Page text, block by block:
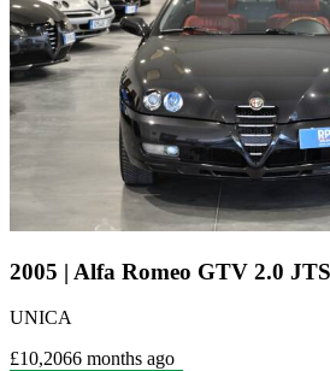
2005 | Alfa Romeo GTV 2.0 JTS
UNICA
£10,2066 months ago